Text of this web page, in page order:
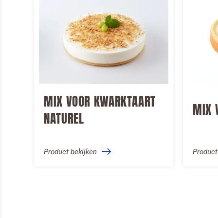
MIX VOOR KWARKTAART
NATUREL
Product bekijken
MIX
Ja,
Professional
Door op
VERSTUREN